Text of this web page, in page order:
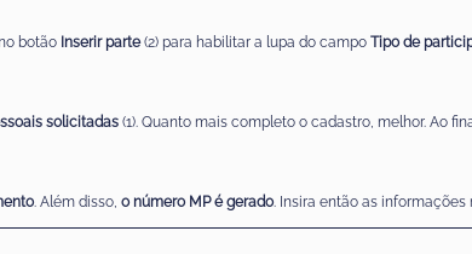
botão Inserir parte (2) para habilitar a lupa do campo Tipo de
solicitadas (1). Quanto mais completo o cadastro, melhor. Ao
. Além disso, o número MP é gerado. Insira então as